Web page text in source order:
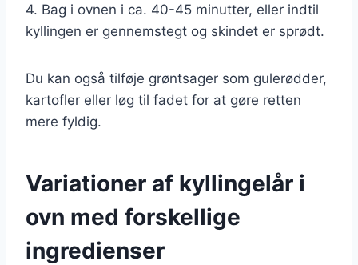
4. Bag i ovnen i ca. 40-45 minutter, eller indtil
kyllingen er gennemstegt og skindet er sprødt.
Du kan også tilføje grøntsager som gulerødder,
kartofler eller løg til fadet for at gøre retten
mere fyldig.
Variationer af kyllingelår i
ovn med forskellige
ingredienser